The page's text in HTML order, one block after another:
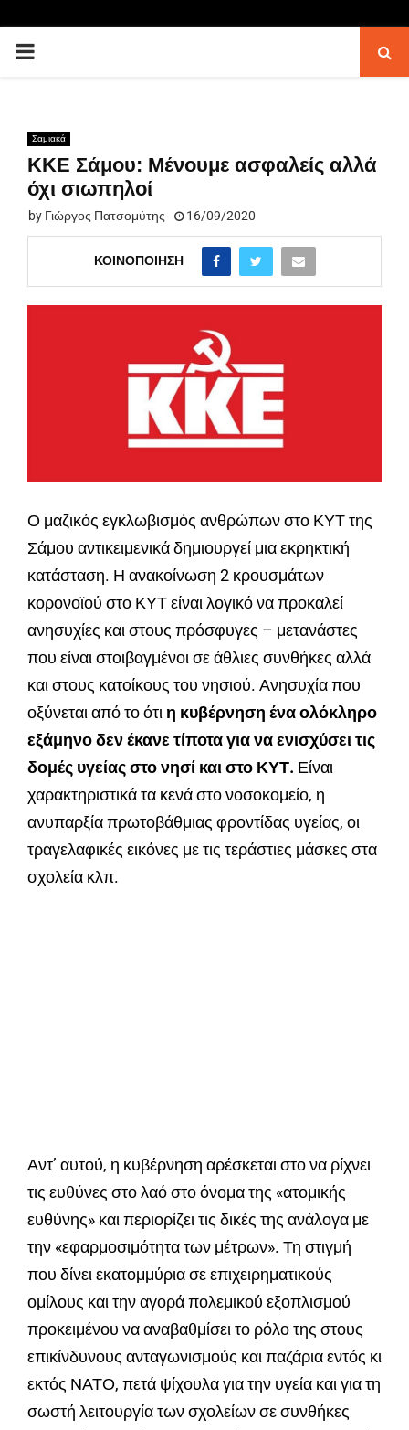
PRIMARY
Σαμιακά
ΚΚΕ Σάμου: Μένουμε ασφαλείς αλλά
όχι σιωπηλοί
by Γιώργος Πατσομύτης 16/09/2020
ΚΟΙΝΟΠΟΊΗΣΗ
Ο μαζικός εγκλωβισμός ανθρώπων στο ΚΥΤ της
Σάμου αντικειμενικά δημιουργεί μια εκρηκτική
κατάσταση. Η ανακοίνωση 2 κρουσμάτων
κορονοϊού στο ΚΥΤ είναι λογικό να προκαλεί
ανησυχίες και στους πρόσφυγες – μετανάστες
που είναι στοιβαγμένοι σε άθλιες συνθήκες αλλά
και στους κατοίκους του νησιού. Ανησυχία που
οξύνεται από το ότι η κυβέρνηση ένα ολόκληρο
εξάμηνο δεν έκανε τίποτα για να ενισχύσει τις
δομές υγείας στο νησί και στο ΚΥΤ. Είναι
χαρακτηριστικά τα κενά στο νοσοκομείο, η
ανυπαρξία πρωτοβάθμιας φροντίδας υγείας, οι
τραγελαφικές εικόνες με τις τεράστιες μάσκες στα
σχολεία κλπ.
Αντ’ αυτού, η κυβέρνηση αρέσκεται στο να ρίχνει
τις ευθύνες στο λαό στο όνομα της «ατομικής
ευθύνης» και περιορίζει τις δικές της ανάλογα με
την «εφαρμοσιμότητα των μέτρων». Τη στιγμή
που δίνει εκατομμύρια σε επιχειρηματικούς
ομίλους και την αγορά πολεμικού εξοπλισμού
προκειμένου να αναβαθμίσει το ρόλο της στους
επικίνδυνους ανταγωνισμούς και παζάρια εντός κι
εκτός ΝΑΤΟ, πετά ψίχουλα για την υγεία και για τη
σωστή λειτουργία των σχολείων σε συνθήκες